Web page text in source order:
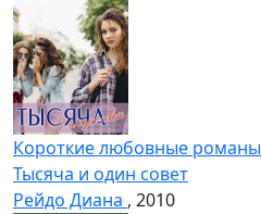
Короткие любовные романы
Тысяча и один совет
Рейдо Диана , 2010